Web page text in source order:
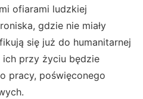
ofiarami ludzkiej
gdzie nie miały
się już do humanitarnej
ich przy życiu będzie
pracy, poświęconego